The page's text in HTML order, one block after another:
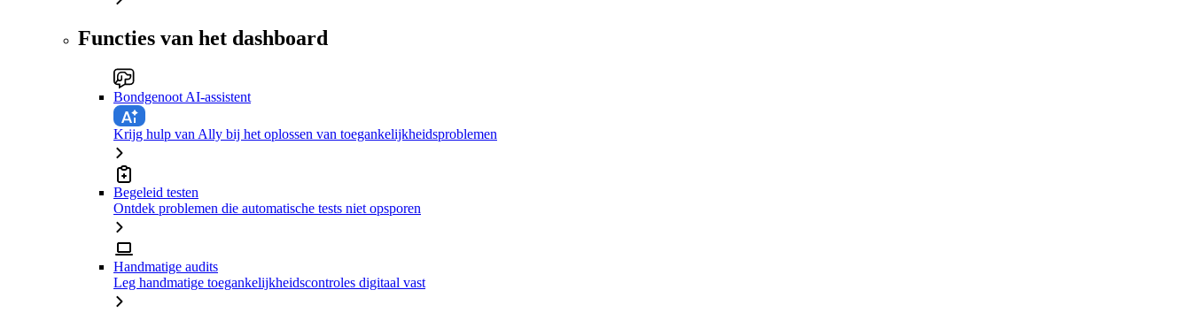
Functies van het dashboard
Bondgenoot AI-assistent
Krijg hulp van Ally bij het oplossen van toegankelijkheidsproblemen
Begeleid testen
Ontdek problemen die automatische tests niet opsporen
Handmatige audits
Leg handmatige toegankelijkheidscontroles digitaal vast